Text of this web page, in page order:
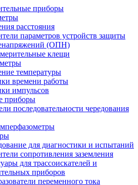
приборы
расстояния
параметров устройств защиты
(ОПН)
клещи
температуры
времени работы
импульсов
приборы
последовательности чередования
для диагностики и испытаний
сопротивления заземления
для трассоискателей и
приборов
переменного тока